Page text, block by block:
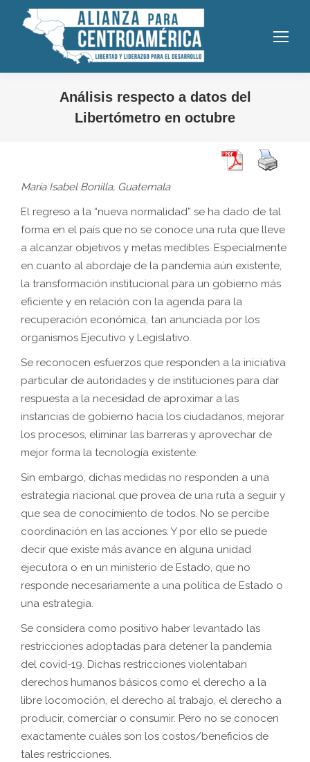
Análisis respecto a datos del
Libertómetro en octubre
María Isabel Bonilla, Guatemala
El regreso a la “nueva normalidad” se ha dado de tal
forma en el país que no se conoce una ruta que lleve
a alcanzar objetivos y metas medibles. Especialmente
en cuanto al abordaje de la pandemia aún existente,
la transformación institucional para un gobierno más
eficiente y en relación con la agenda para la
recuperación económica, tan anunciada por los
organismos Ejecutivo y Legislativo.
Se reconocen esfuerzos que responden a la iniciativa
particular de autoridades y de instituciones para dar
respuesta a la necesidad de aproximar a las
instancias de gobierno hacia los ciudadanos, mejorar
los procesos, eliminar las barreras y aprovechar de
mejor forma la tecnología existente.
Sin embargo, dichas medidas no responden a una
estrategia nacional que provea de una ruta a seguir y
que sea de conocimiento de todos. No se percibe
coordinación en las acciones. Y por ello se puede
decir que existe más avance en alguna unidad
ejecutora o en un ministerio de Estado, que no
responde necesariamente a una política de Estado o
una estrategia.
Se considera como positivo haber levantado las
restricciones adoptadas para detener la pandemia
del covid-19. Dichas restricciones violentaban
derechos humanos básicos como el derecho a la
libre locomoción, el derecho al trabajo, el derecho a
producir, comerciar o consumir. Pero no se conocen
exactamente cuáles son los costos/beneficios de
tales restricciones.